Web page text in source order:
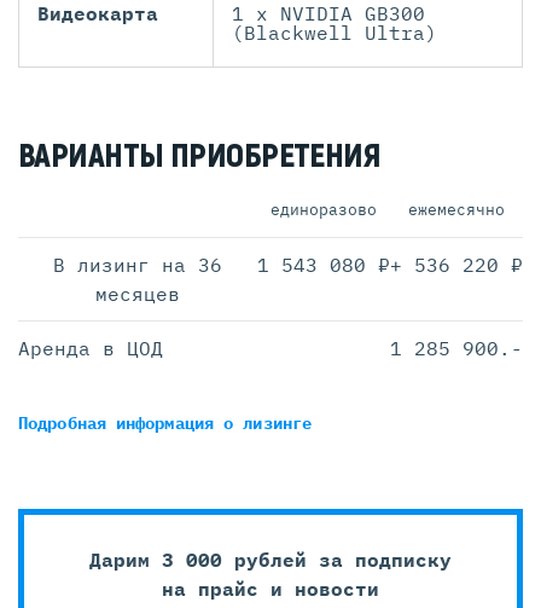
Видеокарта
1 x NVIDIA GB300
(Blackwell Ultra)
ВАРИАНТЫ ПРИОБРЕТЕНИЯ
единоразово ежемесячно
В лизинг на 36
месяцев
1 543 080 ₽+ 536 220 ₽
Аренда в ЦОД 1 285 900.-
Подробная информацияо лизинге
Дарим 3 000 рублей за подписку
на прайс и новости